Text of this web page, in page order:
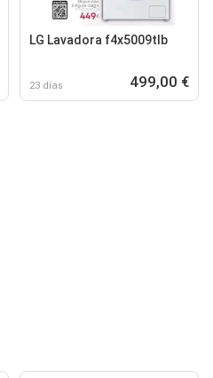
LG Lavadora f4x5009tlb
23 días 499,00 €